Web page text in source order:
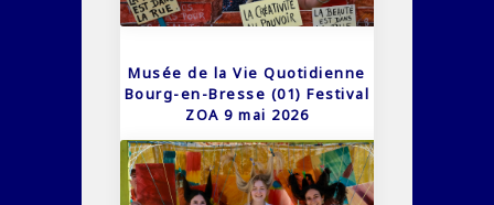
Musée de la Vie Quotidienne
Bourg-en-Bresse (01) Festival
ZOA 9 mai 2026